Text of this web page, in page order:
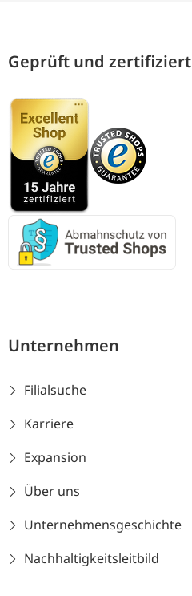
Geprüft und zertifiziert
Unternehmen
Filialsuche
Karriere
Expansion
Über uns
Unternehmensgeschichte
Nachhaltigkeitsleitbild